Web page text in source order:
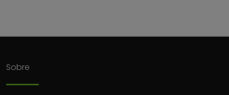
Sobre